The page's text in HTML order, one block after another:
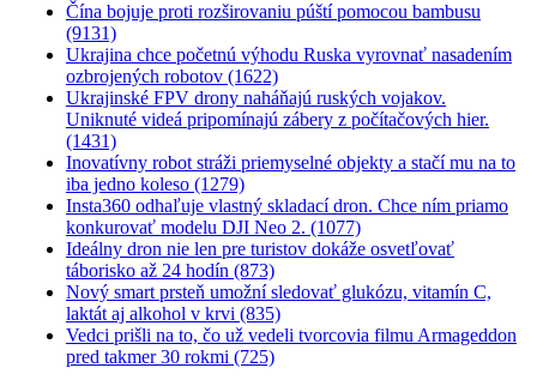
Čína bojuje proti rozširovaniu púští pomocou bambusu
(9131)
Ukrajina chce početnú výhodu Ruska vyrovnať nasadením
ozbrojených robotov (1622)
Ukrajinské FPV drony naháňajú ruských vojakov.
Uniknuté videá pripomínajú zábery z počítačových hier.
(1431)
Inovatívny robot stráži priemyselné objekty a stačí mu na to
iba jedno koleso (1279)
Insta360 odhaľuje vlastný skladací dron. Chce ním priamo
konkurovať modelu DJI Neo 2. (1077)
Ideálny dron nie len pre turistov dokáže osvetľovať
táborisko až 24 hodín (873)
Nový smart prsteň umožní sledovať glukózu, vitamín C,
laktát aj alkohol v krvi (835)
Vedci prišli na to, čo už vedeli tvorcovia filmu Armageddon
pred takmer 30 rokmi (725)